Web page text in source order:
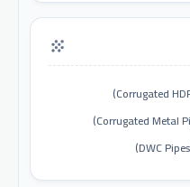
grain